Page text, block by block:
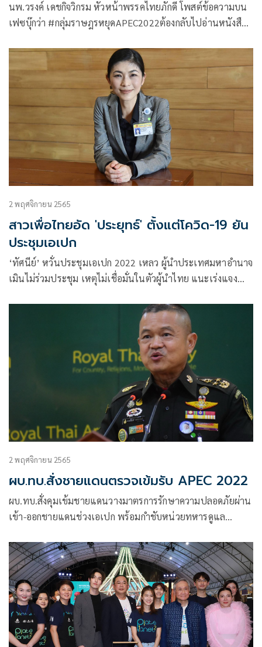
นพ.วรงค์ เดชกิจวิกรม หัวหน้าพรรคไทยภักดี โพสต์ข้อความบน
เฟซบุ๊กว่า #กลุ่มราษฎรหยุดAPEC2022ต้องกลับไปอ่านหนังสือ
BCG Economy อ้างว่าเอื้อนายทุน การแถลงเนื้อหาแบบนี้ คง
แนะนำ ต้องกลับไปอ่านหนังสือใหม่
2 พฤศจิกายน 2565
สาวเพื่อไทยอัด 'ประยุทธ์' ตั้งแต่โควิด-19 ยัน
ประชุมเอเปก
‘ทัศนีย์’ หวั่นประชุมเอเปก 2022 เหลว ผู้นำประเทศมหาอำนาจ
เมินไม่ร่วมประชุม เหตุไม่เชื่อมั่นในตัวผู้นำไทย แนะเร่งแจง
2 พฤศจิกายน 2565
ผบ.ทบ.สั่งชายแดนตรวจเข้มรับ APEC 2022
ผบ.ทบ.สั่งคุมเข้มชายแดนวางมาตรการรักษาความปลอดภัยผ่าน
เข้า-ออกชายแดนช่วงเอเปก พร้อมกำชับหน่วยทหารดูแล